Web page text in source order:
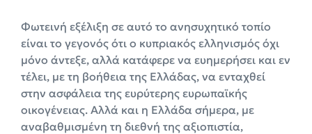
Φωτεινή εξέλιξη σε αυτό το ανησυχητικό τοπίο
είναι το γεγονός ότι ο κυπριακός ελληνισμός όχι
μόνο άντεξε, αλλά κατάφερε να ευημερήσει και εν
τέλει, με τη βοήθεια της Ελλάδας, να ενταχθεί
στην ασφάλεια της ευρύτερης ευρωπαϊκής
οικογένειας. Αλλά και η Ελλάδα σήμερα, με
αναβαθμισμένη τη διεθνή της αξιοπιστία,